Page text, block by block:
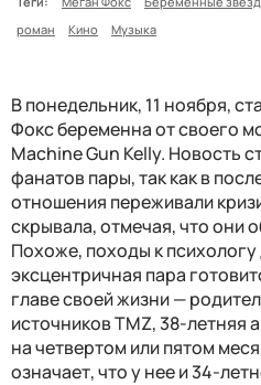
роман
Кино Музыка
В понедельник, 11 ноября,
Фокс беременна от своего
Machine Gun Kelly. Новость
фанатов пары, так как в
отношения переживали
скрывала, отмечая, что они
Похоже, походы к
эксцентричная пара
главе своей жизни —
источников TMZ, 38-летняя
на четвертом или пятом
означает, что у нее и 34-